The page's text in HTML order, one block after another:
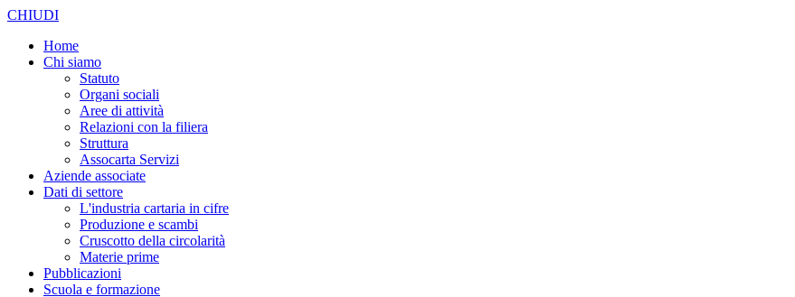
CHIUDI
Home
Chi siamo
Statuto
Organi sociali
Aree di attività
Relazioni con la filiera
Struttura
Assocarta Servizi
Aziende associate
Dati di settore
L'industria cartaria in cifre
Produzione e scambi
Cruscotto della circolarità
Materie prime
Pubblicazioni
Scuola e formazione